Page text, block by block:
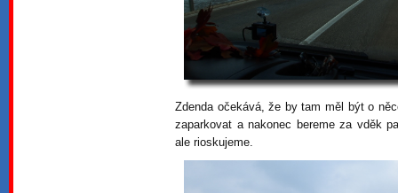
Zdenda očekává, že by tam měl být o
zaparkovat a nakonec bereme za vděk
ale rioskujeme.